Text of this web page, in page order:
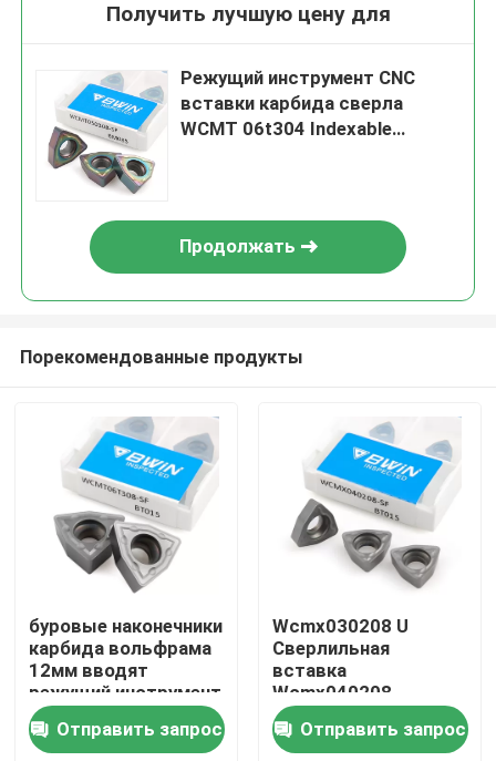
Товары
Видео
Получить лучшую цену для
Режущий инструмент CNC
вставки карбида сверла
WCMT 06t304 Indexable
Продолжать
Порекомендованные продукты
буровые наконечники
карбида вольфрама
12мм вводят
режущий инструмент
резца для машины
КнкОтправить запрос
Wcmx030208 U
Сверлильная
вставка
Wcmx040208
Сменные режущие
пластины из карбида
Отправить запрос